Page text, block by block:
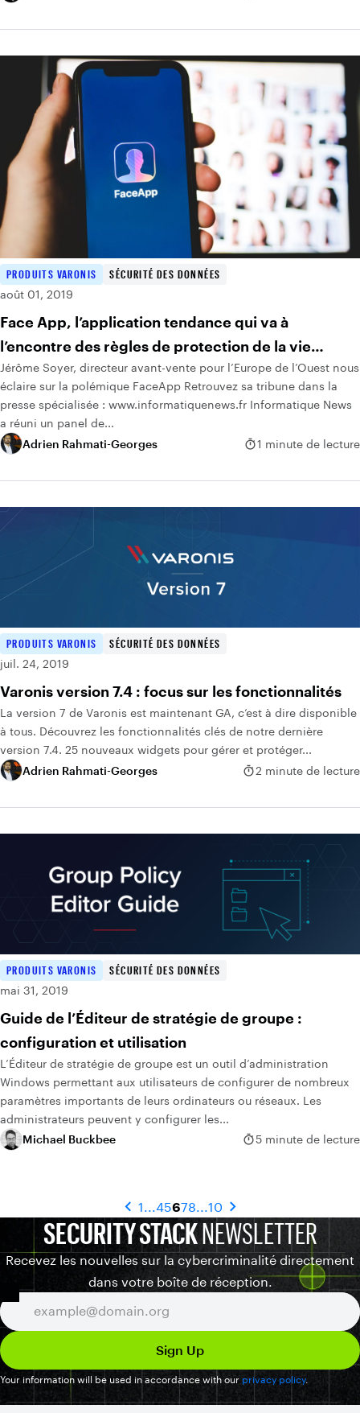
PRODUITS VARONIS
SÉCURITÉ DES DONNÉES
août 01, 2019
Face App, l’application tendance qui va à
l’encontre des règles de protection de la vie
privée pour lesquelles l’Europe se bat !
Jérôme Soyer, directeur avant-vente pour l’Europe de l’Ouest nous
éclaire sur la polémique FaceApp Retrouvez sa tribune dans la
presse spécialisée : www.informatiquenews.fr Informatique News
a réuni un panel de...
Adrien Rahmati-Georges
1 minute de lecture
PRODUITS VARONIS
SÉCURITÉ DES DONNÉES
juil. 24, 2019
Varonis version 7.4 : focus sur les fonctionnalités
La version 7 de Varonis est maintenant GA, c’est à dire disponible
à tous. Découvrez les fonctionnalités clés de notre dernière
version 7.4. 25 nouveaux widgets pour gérer et protéger...
Adrien Rahmati-Georges
2 minute de lecture
PRODUITS VARONIS
SÉCURITÉ DES DONNÉES
mai 31, 2019
Guide de l’Éditeur de stratégie de groupe :
configuration et utilisation
L’Éditeur de stratégie de groupe est un outil d’administration
Windows permettant aux utilisateurs de configurer de nombreux
paramètres importants de leurs ordinateurs ou réseaux. Les
administrateurs peuvent y configurer les...
Michael Buckbee
5 minute de lecture
1 45678 10
SECURITY STACKNEWSLETTER
Recevez les nouvelles sur la cybercriminalité directement
dans votre boîte de réception.
Your information will be used in accordance with our privacy policy.